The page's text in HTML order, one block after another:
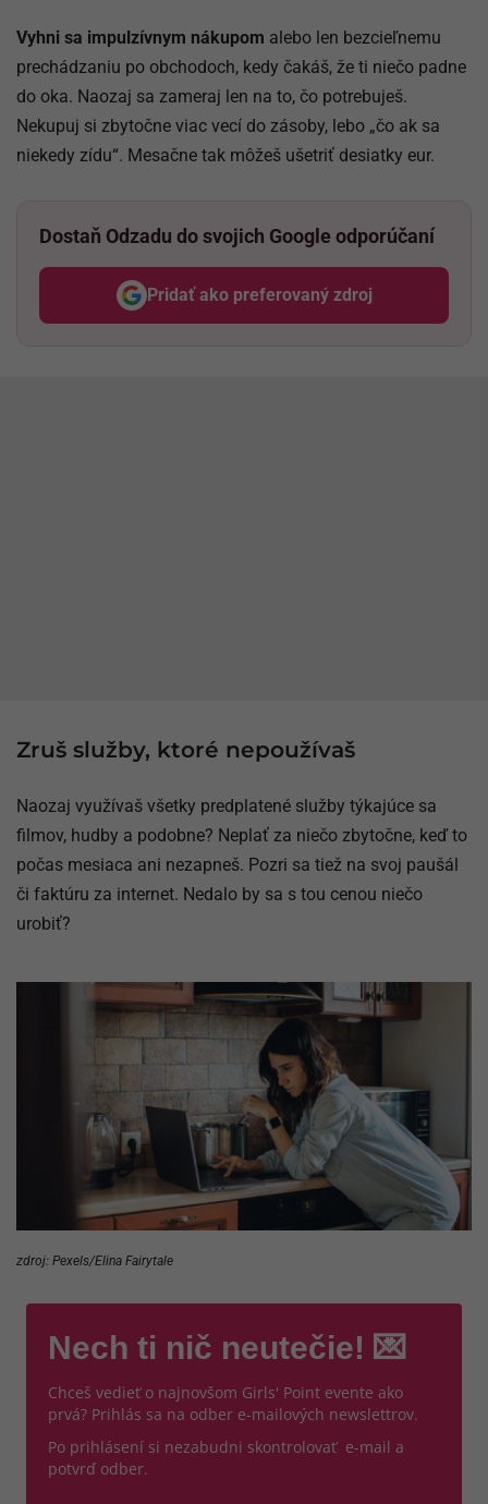
Vyhni sa impulzívnym nákupom alebo len bezcieľnemu
prechádzaniu po obchodoch, kedy čakáš, že ti niečo padne
do oka. Naozaj sa zameraj len na to, čo potrebuješ.
Nekupuj si zbytočne viac vecí do zásoby, lebo „čo ak sa
niekedy zídu“. Mesačne tak môžeš ušetriť desiatky eur.
Dostaň Odzadu do svojich Google odporúčaní
Pridať ako preferovaný zdroj
Odzadu, odkaz sa otvorí v
Zruš služby, ktoré nepoužívaš
Naozaj využívaš všetky predplatené služby týkajúce sa
filmov, hudby a podobne? Neplať za niečo zbytočne, keď to
počas mesiaca ani nezapneš. Pozri sa tiež na svoj paušál
či faktúru za internet. Nedalo by sa s tou cenou niečo
urobiť?
zdroj: Pexels/Elina Fairytale
Nech ti nič neutečie! 💌
Chceš vedieť o najnovšom Girls' Point evente ako
prvá? Prihlás sa na odber e-mailových newslettrov.
Po prihlásení si nezabudni skontrolovať e-mail a
potvrď odber.